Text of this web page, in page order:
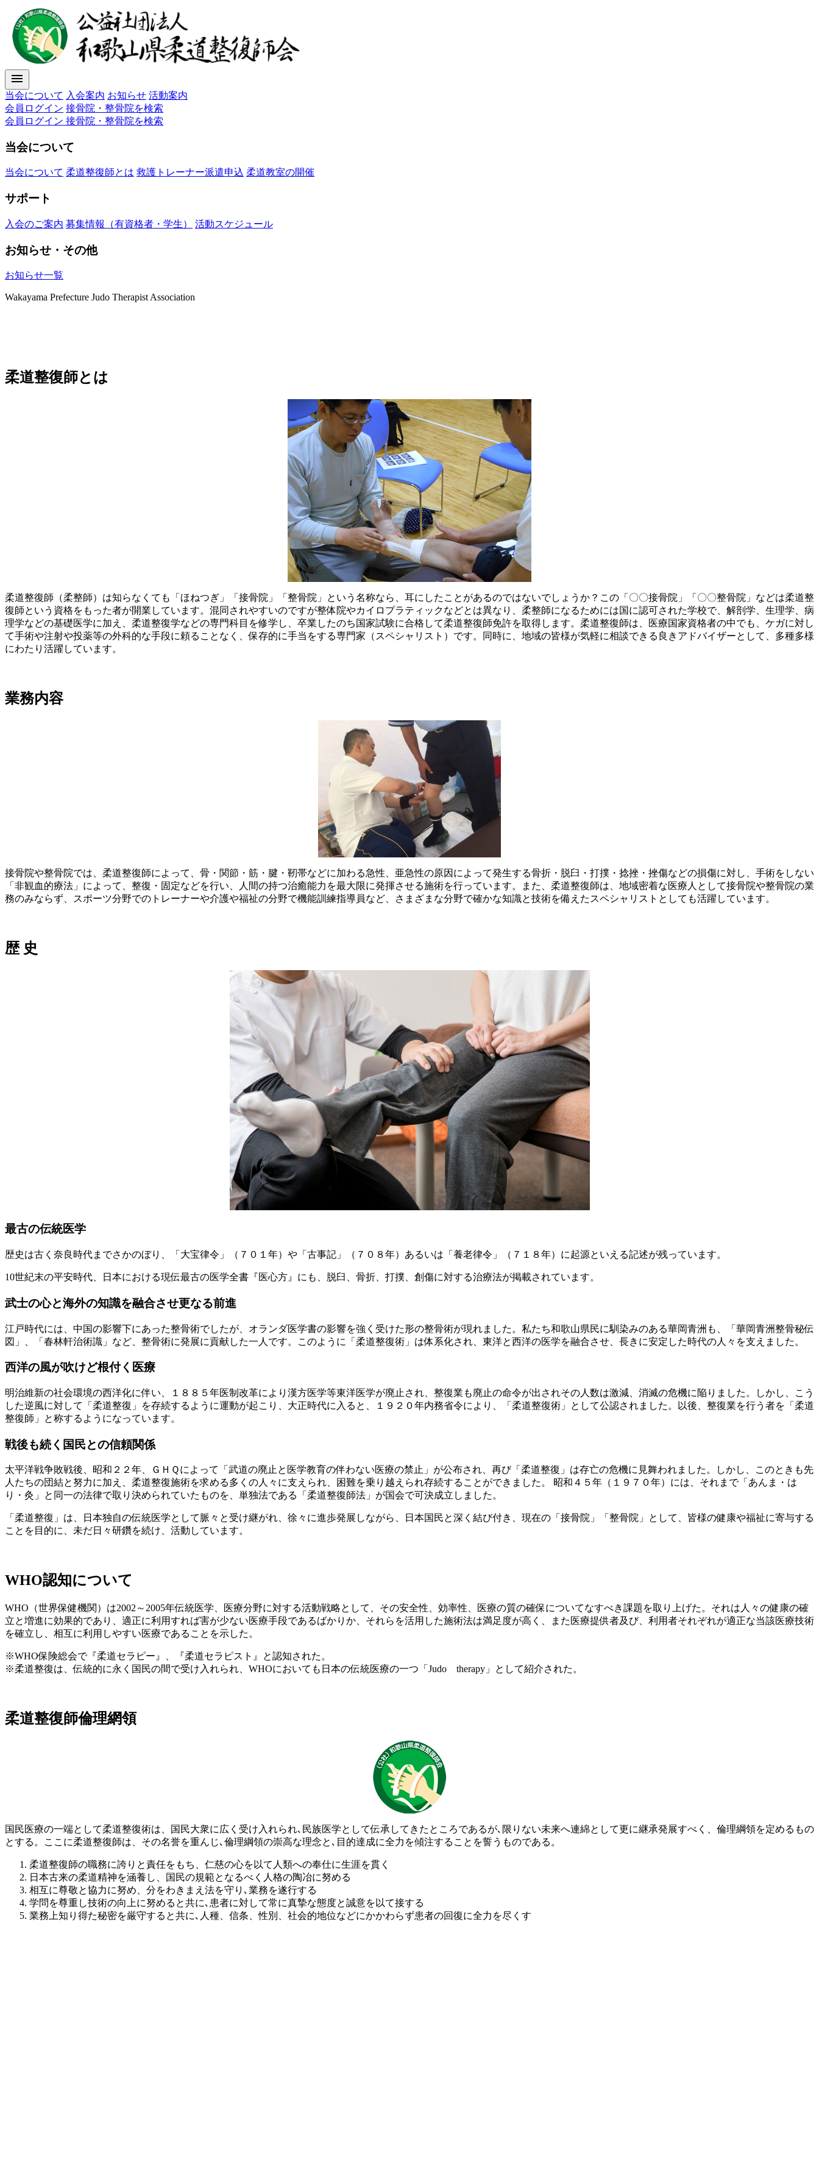
menu
当会について 入会案内 お知らせ 活動案内
会員ログイン 接骨院・整骨院を検索
会員ログイン 接骨院・整骨院を検索
当会について
当会について 柔道整復師とは 救護トレーナー派遣申込 柔道教室の開催
サポート
入会のご案内 募集情報（有資格者・学生） 活動スケジュール
お知らせ・その他
お知らせ一覧
Wakayama Prefecture Judo Therapist Association
柔道整復師とは
柔道整復師（柔整師）は知らなくても「ほねつぎ」「接骨院」「整骨院」という名称なら、耳にしたことがあるのではないでしょうか？この「〇〇接骨院」「〇〇整骨院」などは柔道整
復師という資格をもった者が開業しています。混同されやすいのですが整体院やカイロプラティックなどとは異なり、柔整師になるためには国に認可された学校で、解剖学、生理学、病
理学などの基礎医学に加え、柔道整復学などの専門科目を修学し、卒業したのち国家試験に合格して柔道整復師免許を取得します。柔道整復師は、医療国家資格者の中でも、ケガに対し
て手術や注射や投薬等の外科的な手段に頼ることなく、保存的に手当をする専門家（スペシャリスト）です。同時に、地域の皆様が気軽に相談できる良きアドバイザーとして、多種多様
にわたり活躍しています。
業務内容
接骨院や整骨院では、柔道整復師によって、骨・関節・筋・腱・靭帯などに加わる急性、亜急性の原因によって発生する骨折・脱臼・打撲・捻挫・挫傷などの損傷に対し、手術をしない
「非観血的療法」によって、整復・固定などを行い、人間の持つ治癒能力を最大限に発揮させる施術を行っています。また、柔道整復師は、地域密着な医療人として接骨院や整骨院の業
務のみならず、スポーツ分野でのトレーナーや介護や福祉の分野で機能訓練指導員など、さまざまな分野で確かな知識と技術を備えたスペシャリストとしても活躍しています。
歴 史
最古の伝統医学
歴史は古く奈良時代までさかのぼり、「大宝律令」（７０１年）や「古事記」（７０８年）あるいは「養老律令」（７１８年）に起源といえる記述が残っています。
10世紀末の平安時代、日本における現伝最古の医学全書『医心方』にも、脱臼、骨折、打撲、創傷に対する治療法が掲載されています。
武士の心と海外の知識を融合させ更なる前進
江戸時代には、中国の影響下にあった整骨術でしたが、オランダ医学書の影響を強く受けた形の整骨術が現れました。私たち和歌山県民に馴染みのある華岡青洲も、「華岡青洲整骨秘伝
図」、「春林軒治術識」など、整骨術に発展に貢献した一人です。このように「柔道整復術」は体系化され、東洋と西洋の医学を融合させ、長きに安定した時代の人々を支えました。
西洋の風が吹けど根付く医療
明治維新の社会環境の西洋化に伴い、１８８５年医制改革により漢方医学等東洋医学が廃止され、整復業も廃止の命令が出されその人数は激減、消滅の危機に陥りました。しかし、こう
した逆風に対して「柔道整復」を存続するように運動が起こり、大正時代に入ると、１９２０年内務省令により、「柔道整復術」として公認されました。以後、整復業を行う者を「柔道
整復師」と称するようになっています。
戦後も続く国民との信頼関係
太平洋戦争敗戦後、昭和２２年、ＧＨＱによって「武道の廃止と医学教育の伴わない医療の禁止」が公布され、再び「柔道整復」は存亡の危機に見舞われました。しかし、このときも先
人たちの団結と努力に加え、柔道整復施術を求める多くの人々に支えられ、困難を乗り越えられ存続することができました。 昭和４５年（１９７０年）には、それまで「あんま・は
り・灸」と同一の法律で取り決められていたものを、単独法である「柔道整復師法」が国会で可決成立しました。
「柔道整復」は、日本独自の伝統医学として脈々と受け継がれ、徐々に進歩発展しながら、日本国民と深く結び付き、現在の「接骨院」「整骨院」として、皆様の健康や福祉に寄与する
ことを目的に、未だ日々研鑽を続け、活動しています。
WHO認知について
WHO（世界保健機関）は2002～2005年伝統医学、医療分野に対する活動戦略として、その安全性、効率性、医療の質の確保についてなすべき課題を取り上げた。それは人々の健康の確
立と増進に効果的であり、適正に利用すれば害が少ない医療手段であるばかりか、それらを活用した施術法は満足度が高く、また医療提供者及び、利用者それぞれが適正な当該医療技術
を確立し、相互に利用しやすい医療であることを示した。
※WHO保険総会で『柔道セラピー』、『柔道セラピスト』と認知された。
※柔道整復は、伝統的に永く国民の間で受け入れられ、WHOにおいても日本の伝統医療の一つ「Judo therapy」として紹介された。
柔道整復師倫理網領
国民医療の一端として柔道整復術は、国民大衆に広く受け入れられ､民族医学として伝承してきたところであるが､限りない未来へ連綿として更に継承発展すべく、倫理綱領を定めるもの
とする。ここに柔道整復師は、その名誉を重んじ､倫理綱領の崇高な理念と､目的達成に全力を傾注することを誓うものである。
柔道整復師の職務に誇りと責任をもち、仁慈の心を以て人類への奉仕に生涯を貫く
日本古来の柔道精神を涵養し、国民の規範となるべく人格の陶冶に努める
相互に尊敬と協力に努め、分をわきまえ法を守り､業務を遂行する
学問を尊重し技術の向上に努めると共に､患者に対して常に真摯な態度と誠意を以て接する
業務上知り得た秘密を厳守すると共に､人種、信条、性別、社会的地位などにかかわらず患者の回復に全力を尽くす